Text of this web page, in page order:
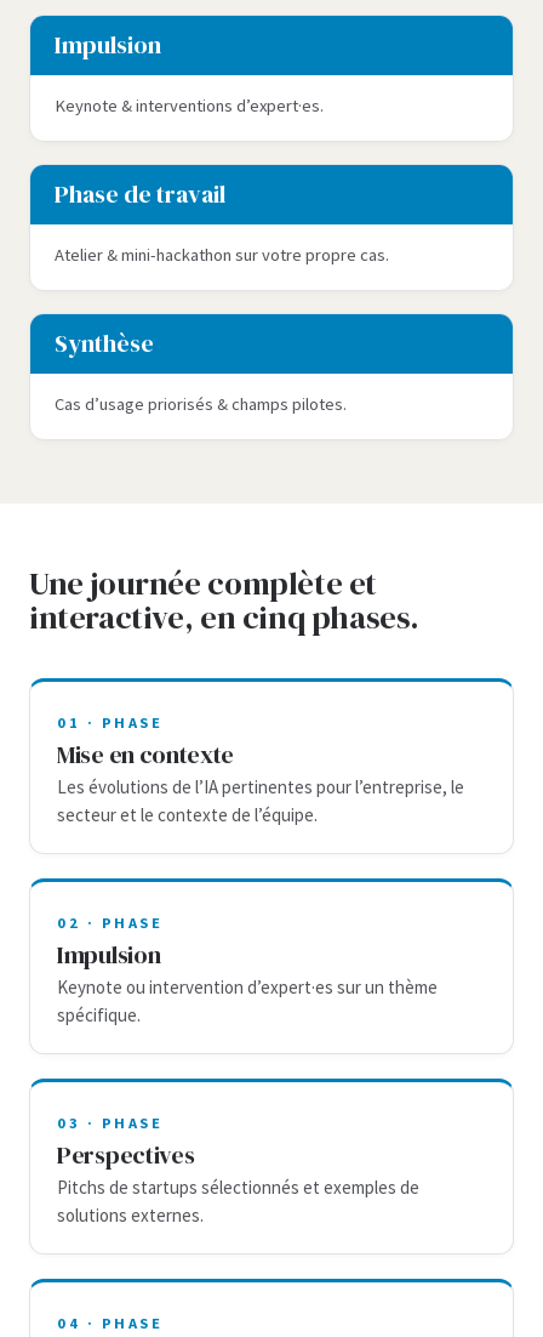
Impulsion
Keynote & interventions d’expert·es.
Phase de travail
Atelier & mini-hackathon sur votre propre cas.
Synthèse
Cas d’usage priorisés & champs pilotes.
Une journée complète et
interactive, en cinq phases.
01 · PHASE
Mise en contexte
Les évolutions de l’IA pertinentes pour l’entreprise, le
secteur et le contexte de l’équipe.
02 · PHASE
Impulsion
Keynote ou intervention d’expert·es sur un thème
spécifique.
03 · PHASE
Perspectives
Pitchs de startups sélectionnés et exemples de
solutions externes.
04 · PHASE